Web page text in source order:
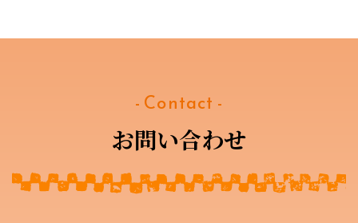
- Contact -
お問い合わせ